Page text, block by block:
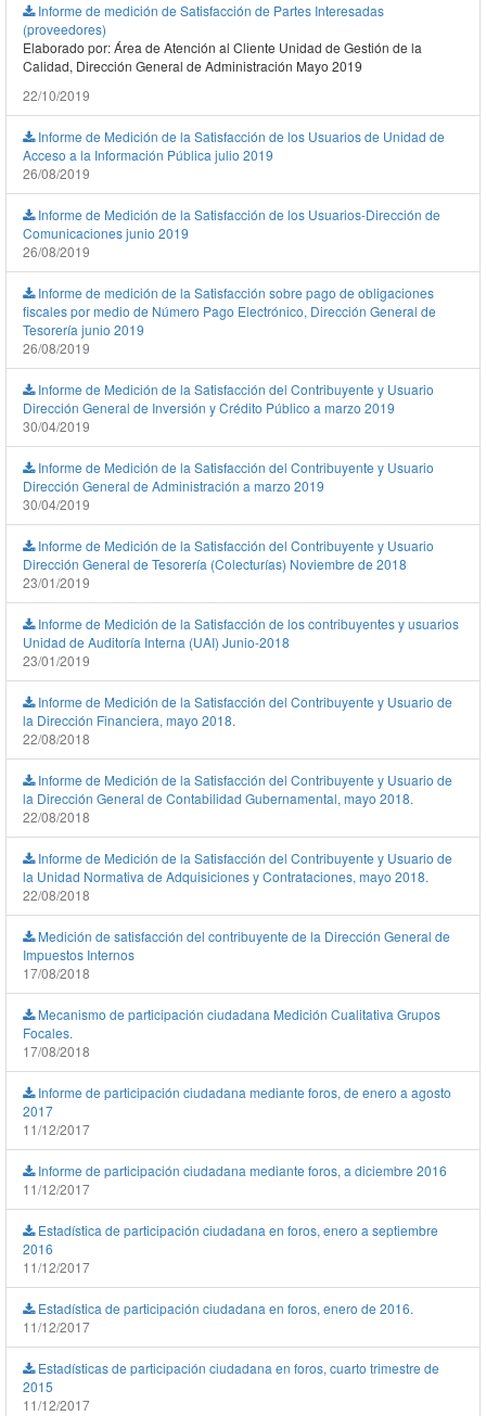
Informe de medición de Satisfacción de Partes Interesadas
(proveedores)
Elaborado por: Área de Atención al Cliente Unidad de Gestión de la
Calidad, Dirección General de Administración Mayo 2019
22/10/2019
Informe de Medición de la Satisfacción de los Usuarios de Unidad de
Acceso a la Información Pública julio 2019
26/08/2019
Informe de Medición de la Satisfacción de los Usuarios-Dirección de
Comunicaciones junio 2019
26/08/2019
Informe de medición de la Satisfacción sobre pago de obligaciones
fiscales por medio de Número Pago Electrónico, Dirección General de
Tesorería junio 2019
26/08/2019
Informe de Medición de la Satisfacción del Contribuyente y Usuario
Dirección General de Inversión y Crédito Público a marzo 2019
30/04/2019
Informe de Medición de la Satisfacción del Contribuyente y Usuario
Dirección General de Administración a marzo 2019
30/04/2019
Informe de Medición de la Satisfacción del Contribuyente y Usuario
Dirección General de Tesorería (Colecturías) Noviembre de 2018
23/01/2019
Informe de Medición de la Satisfacción de los contribuyentes y usuarios
Unidad de Auditoría Interna (UAI) Junio-2018
23/01/2019
Informe de Medición de la Satisfacción del Contribuyente y Usuario de
la Dirección Financiera, mayo 2018.
22/08/2018
Informe de Medición de la Satisfacción del Contribuyente y Usuario de
la Dirección General de Contabilidad Gubernamental, mayo 2018.
22/08/2018
Informe de Medición de la Satisfacción del Contribuyente y Usuario de
la Unidad Normativa de Adquisiciones y Contrataciones, mayo 2018.
22/08/2018
Medición de satisfacción del contribuyente de la Dirección General de
Impuestos Internos
17/08/2018
Mecanismo de participación ciudadana Medición Cualitativa Grupos
Focales.
17/08/2018
Informe de participación ciudadana mediante foros, de enero a agosto
2017
11/12/2017
Informe de participación ciudadana mediante foros, a diciembre 2016
11/12/2017
Estadística de participación ciudadana en foros, enero a septiembre
2016
11/12/2017
Estadística de participación ciudadana en foros, enero de 2016.
11/12/2017
Estadísticas de participación ciudadana en foros, cuarto trimestre de
2015
11/12/2017